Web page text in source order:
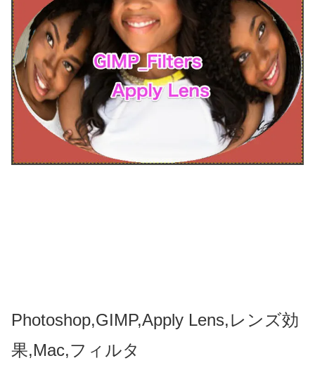
Photoshop,GIMP,Apply Lens,レンズ効
果,Mac,フィルタ